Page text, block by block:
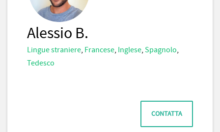
Alessio B.
Lingue straniere, Francese, Inglese, Spagnolo,
Tedesco
CONTATTA